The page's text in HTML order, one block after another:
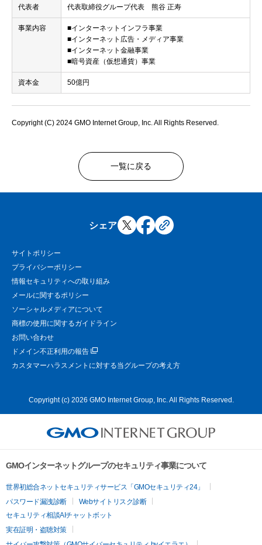
代表者 代表取締役グループ代表 熊谷 正寿
事業内容
■インターネットインフラ事業
■インターネット広告・メディア事業
■インターネット金融事業
■暗号資産（仮想通貨）事業
資本金 50億円
Copyright (C) 2024 GMO Internet Group, Inc. All Rights Reserved.
一覧に戻る
シェア
サイトポリシー
プライバシーポリシー
情報セキュリティへの取り組み
メールに関するポリシー
ソーシャルメディアについて
商標の使用に関するガイドライン
お問い合わせ
ドメイン不正利用の報告
カスタマーハラスメントに対する当グループの考え方
Copyright (c) 2026 GMO Internet Group, Inc. All Rights Reserved.
GMOインターネットグループのセキュリティ事業について
世界初総合ネットセキュリティサービス「GMOセキュリティ24」
パスワード漏洩診断
Webサイトリスク診断
セキュリティ相談AIチャットボット
実在証明・盗聴対策